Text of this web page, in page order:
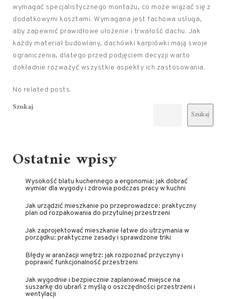
wymagać specjalistycznego montażu, co może wiązać się z
dodatkowymi kosztami. Wymagana jest fachowa usługa,
aby zapewnić prawidłowe ułożenie i trwałość dachu. Jak
każdy materiał budowlany, dachówki karpiówki mają swoje
ograniczenia, dlatego przed podjęciem decyzji warto
dokładnie rozważyć wszystkie aspekty ich zastosowania.
No related posts.
Szukaj
Szukaj
Ostatnie wpisy
Wysokość blatu kuchennego a ergonomia: jak dobrać
wymiar dla wygody i zdrowia podczas pracy w kuchni
Jak urządzić mieszkanie po przeprowadzce: praktyczny
plan od rozpakowania do przytulnej przestrzeni
Jak zaprojektować mieszkanie łatwe do utrzymania w
porządku: praktyczne zasady i sprawdzone triki
Błędy w aranżacji wnętrz: jak rozpoznać przyczyny i
poprawić funkcjonalność przestrzeni
Jak wygodnie i bezpiecznie zaplanować miejsce na
suszarkę do ubrań z myślą o oszczędności przestrzeni i
wentylacji